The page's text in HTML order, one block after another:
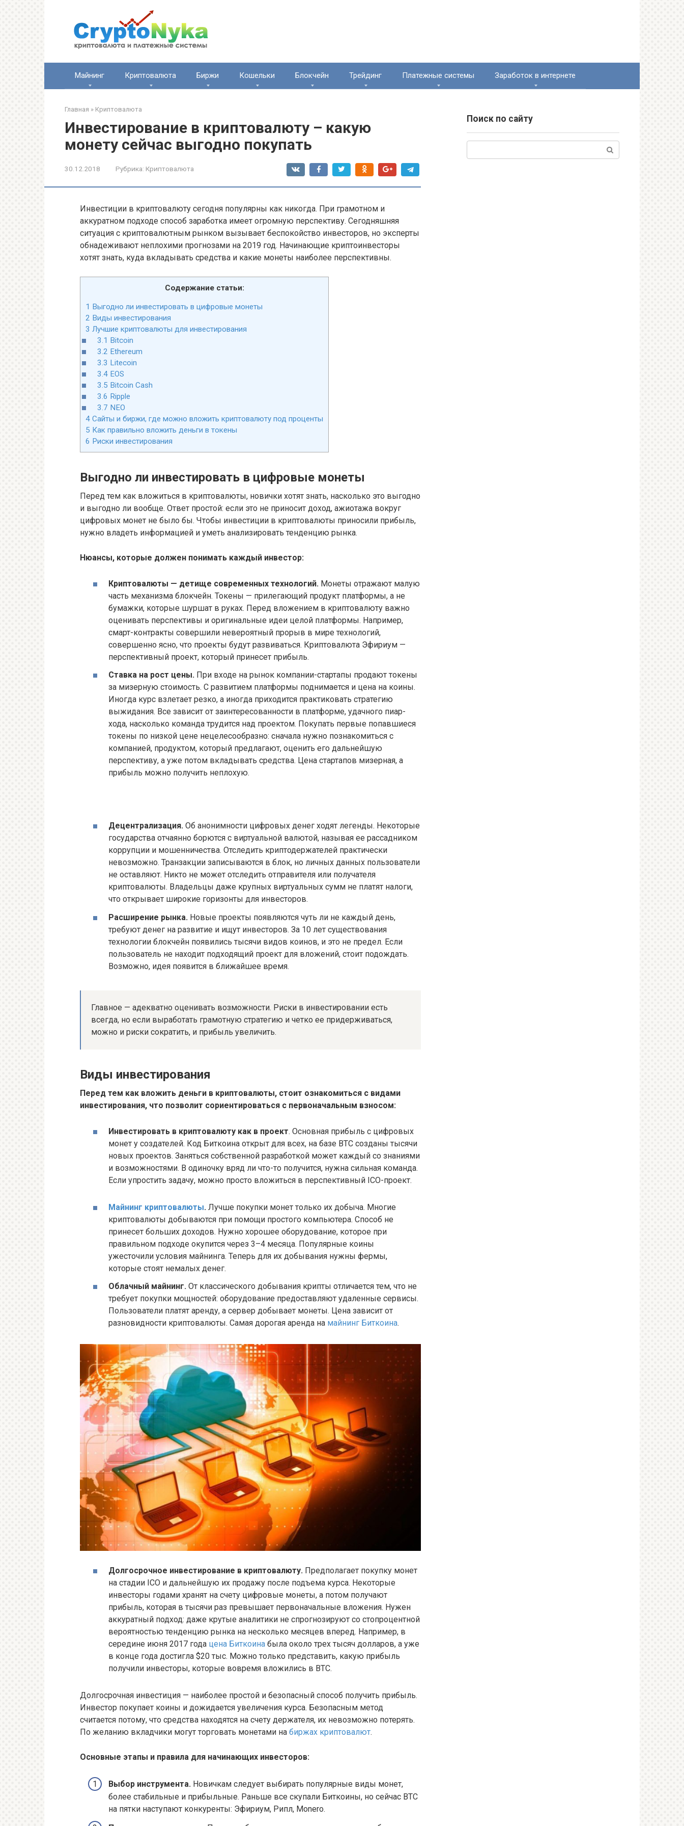
Майнинг Криптовалюта Биржи Кошельки Блокчейн Трейдинг Платежные системы Заработок в интернете
Главная » Криптовалюта
Инвестирование в криптовалюту – какую
монету сейчас выгодно покупать
30.12.2018 Рубрика: Криптовалюта
Инвестиции в криптовалюту сегодня популярны как никогда. При грамотном и
аккуратном подходе способ заработка имеет огромную перспективу. Сегодняшняя
ситуация с криптовалютным рынком вызывает беспокойство инвесторов, но эксперты
обнадеживают неплохими прогнозами на 2019 год. Начинающие криптоинвесторы
хотят знать, куда вкладывать средства и какие монеты наиболее перспективны.
Содержание статьи:
1 Выгодно ли инвестировать в цифровые монеты
2 Виды инвестирования
3 Лучшие криптовалюты для инвестирования
3.1 Bitcoin
3.2 Ethereum
3.3 Litecoin
3.4EOS
3.5 Bitcoin Cash
3.6 Ripple
3.7 NEO
4 Сайты и биржи, где можно вложить криптовалюту под проценты
5 Как правильно вложить деньги в токены
6 Риски инвестирования
Выгодно ли инвестировать в цифровые монеты
Перед тем как вложиться в криптовалюты, новички хотят знать, насколько это выгодно
и выгодно ли вообще. Ответ простой: если это не приносит доход, ажиотажа вокруг
цифровых монет не было бы. Чтобы инвестиции в криптовалюты приносили прибыль,
нужно владеть информацией и уметь анализировать тенденцию рынка.
Нюансы, которые должен понимать каждый инвестор:
Криптовалюты — детище современных технологий. Монеты отражают малую
часть механизма блокчейн. Токены — прилегающий продукт платформы, а не
бумажки, которые шуршат в руках. Перед вложением в криптовалюту важно
оценивать перспективы и оригинальные идеи целой платформы. Например,
смарт-контракты совершили невероятный прорыв в мире технологий,
совершенно ясно, что проекты будут развиваться. Криптовалюта Эфириум —
перспективный проект, который принесет прибыль.
Ставка на рост цены. При входе на рынок компании-стартапы продают токены
за мизерную стоимость. С развитием платформы поднимается и цена на коины.
Иногда курс взлетает резко, а иногда приходится практиковать стратегию
выжидания. Все зависит от заинтересованности в платформе, удачного пиар-
хода, насколько команда трудится над проектом. Покупать первые попавшиеся
токены по низкой цене нецелесообразно: сначала нужно познакомиться с
компанией, продуктом, который предлагают, оценить его дальнейшую
перспективу, а уже потом вкладывать средства. Цена стартапов мизерная, а
прибыль можно получить неплохую.
Децентрализация. Об анонимности цифровых денег ходят легенды. Некоторые
государства отчаянно борются с виртуальной валютой, называя ее рассадником
коррупции и мошенничества. Отследить криптодержателей практически
невозможно. Транзакции записываются в блок, но личных данных пользователи
не оставляют. Никто не может отследить отправителя или получателя
криптовалюты. Владельцы даже крупных виртуальных сумм не платят налоги,
что открывает широкие горизонты для инвесторов.
Расширение рынка. Новые проекты появляются чуть ли не каждый день,
требуют денег на развитие и ищут инвесторов. За 10 лет существования
технологии блокчейн появились тысячи видов коинов, и это не предел. Если
пользователь не находит подходящий проект для вложений, стоит подождать.
Возможно, идея появится в ближайшее время.
Главное — адекватно оценивать возможности. Риски в инвестировании есть
всегда, но если выработать грамотную стратегию и четко ее придерживаться,
можно и риски сократить, и прибыль увеличить.
Виды инвестирования
Перед тем как вложить деньги в криптовалюты, стоит ознакомиться с видами
инвестирования, что позволит сориентироваться с первоначальным взносом:
Инвестировать в криптовалюту как в проект. Основная прибыль с цифровых
монет у создателей. Код Биткоина открыт для всех, на базе BTC созданы тысячи
новых проектов. Заняться собственной разработкой может каждый со знаниями
и возможностями. В одиночку вряд ли что-то получится, нужна сильная команда.
Если упростить задачу, можно просто вложиться в перспективный ICO-проект.
Майнинг криптовалюты. Лучше покупки монет только их добыча. Многие
криптовалюты добываются при помощи простого компьютера. Способ не
принесет больших доходов. Нужно хорошее оборудование, которое при
правильном подходе окупится через 3–4 месяца. Популярные коины
ужесточили условия майнинга. Теперь для их добывания нужны фермы,
которые стоят немалых денег.
Облачный майнинг. От классического добывания крипты отличается тем, что не
требует покупки мощностей: оборудование предоставляют удаленные сервисы.
Пользователи платят аренду, а сервер добывает монеты. Цена зависит от
разновидности криптовалюты. Самая дорогая аренда на майнинг Биткоина.
Долгосрочное инвестирование в криптовалюту. Предполагает покупку монет
на стадии ICO и дальнейшую их продажу после подъема курса. Некоторые
инвесторы годами хранят на счету цифровые монеты, а потом получают
прибыль, которая в тысячи раз превышает первоначальные вложения. Нужен
аккуратный подход: даже крутые аналитики не спрогнозируют со стопроцентной
вероятностью тенденцию рынка на несколько месяцев вперед. Например, в
середине июня 2017 года цена Биткоина была около трех тысяч долларов, а уже
в конце года достигла $20 тыс. Можно только представить, какую прибыль
получили инвесторы, которые вовремя вложились в BTC.
Долгосрочная инвестиция — наиболее простой и безопасный способ получить прибыль.
Инвестор покупает коины и дожидается увеличения курса. Безопасным метод
считается потому, что средства находятся на счету держателя, их невозможно потерять.
По желанию вкладчики могут торговать монетами на биржах криптовалют.
Основные этапы и правила для начинающих инвесторов:
Выбор инструмента. Новичкам следует выбирать популярные виды монет,
более стабильные и прибыльные. Раньше все скупали Биткоины, но сейчас BTC
на пятки наступают конкуренты: Эфириум, Рипл, Monero.
Поиск по сайту